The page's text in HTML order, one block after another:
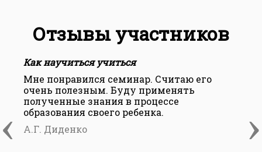
Отзывы участников
‹ ›
Как научиться учиться
Мне понравился семинар. Считаю его
очень полезным. Буду применять
полученные знания в процессе
образования своего ребенка.
А.Г. Диденко